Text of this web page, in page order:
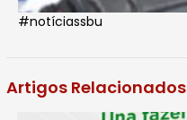
#notíciassbu
Artigos Relacionados